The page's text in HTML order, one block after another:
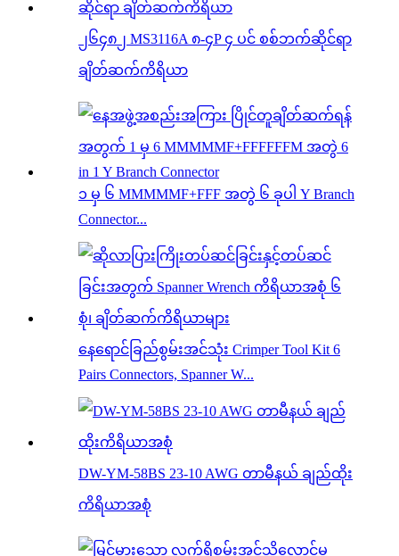
၂၆၄၈၂ MS3116A ၈-၄P ၄ ပင် စစ်ဘက်ဆိုင်ရာ
ချိတ်ဆက်ကိရိယာ
၁ မှ ၆ MMMMMF+FFF အတွဲ ၆ ခုပါ Y Branch
Connector...
နေရောင်ခြည်စွမ်းအင်သုံး Crimper Tool Kit 6
Pairs Connectors, Spanner W...
DW-YM-58BS 23-10 AWG တာမီနယ် ချည်ထိုး
ကိရိယာအစုံ